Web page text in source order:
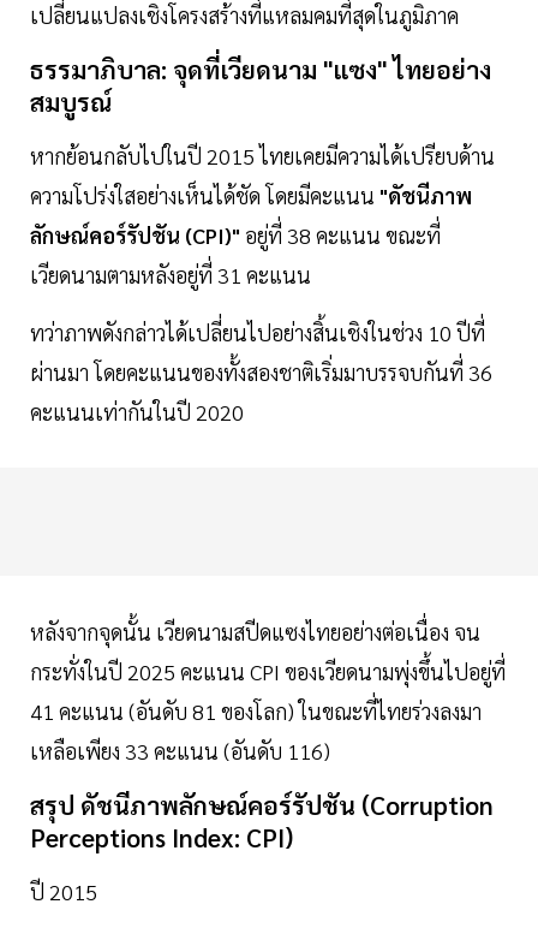
เปลี่ยนแปลงเชิงโครงสร้างที่แหลมคมที่สุดในภูมิภาค
ธรรมาภิบาล: จุดที่เวียดนาม "แซง" ไทยอย่าง
สมบูรณ์
หากย้อนกลับไปในปี 2015 ไทยเคยมีความได้เปรียบด้าน
ความโปร่งใสอย่างเห็นได้ชัด โดยมีคะแนน "ดัชนีภาพ
ลักษณ์คอร์รัปชัน (CPI)" อยู่ที่ 38 คะแนน ขณะที่
เวียดนามตามหลังอยู่ที่ 31 คะแนน
ทว่าภาพดังกล่าวได้เปลี่ยนไปอย่างสิ้นเชิงในช่วง 10 ปีที่
ผ่านมา โดยคะแนนของทั้งสองชาติเริ่มมาบรรจบกันที่ 36
คะแนนเท่ากันในปี 2020
หลังจากจุดนั้น เวียดนามสปีดแซงไทยอย่างต่อเนื่อง จน
กระทั่งในปี 2025 คะแนน CPI ของเวียดนามพุ่งขึ้นไปอยู่ที่
41 คะแนน (อันดับ 81 ของโลก) ในขณะที่ไทยร่วงลงมา
เหลือเพียง 33 คะแนน (อันดับ 116)
สรุป ดัชนีภาพลักษณ์คอร์รัปชัน (Corruption
Perceptions Index: CPI)
ปี 2015